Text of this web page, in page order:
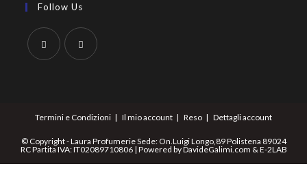
Follow Us
Termini e Condizioni Il mio account Reso Dettagli account
© Copyright - Laura Profumerie Sede: On.Luigi Longo,89 Polistena 89024
RC Partita IVA: IT02089710806 | Powered byDavideGalimi.com &E-2LAB